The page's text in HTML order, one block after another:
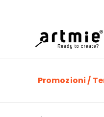
Promozioni /